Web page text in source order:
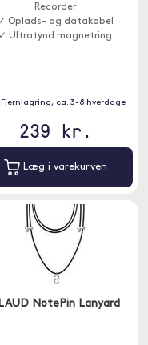
Recorder
✓ Oplads- og datakabel
✓ Ultratynd magnetring
Fjernlagring, ca. 3-8 hverdage
239 kr.
Læg i varekurven
NotePin Lanyard